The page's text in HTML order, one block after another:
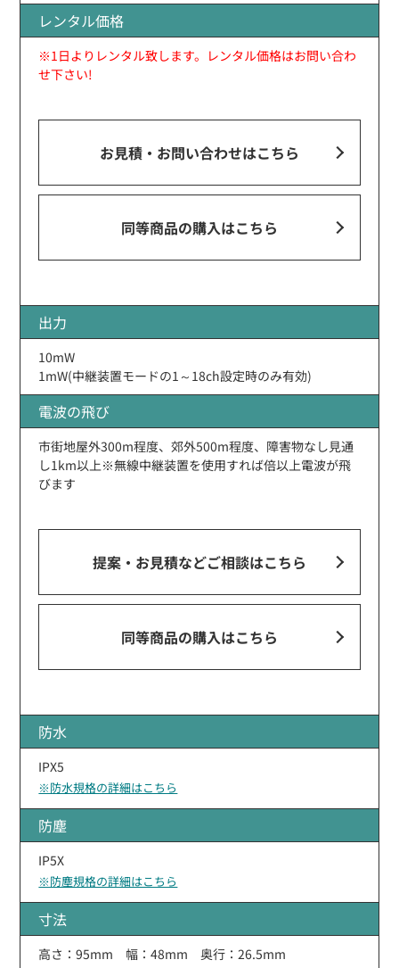
レンタル価格
※1日よりレンタル致します。レンタル価格はお問い合わ
せ下さい!
お見積・お問い合わせはこちら
同等商品の購入はこちら
出力
10mW
1mW(中継装置モードの1～18ch設定時のみ有効)
電波の飛び
市街地屋外300m程度、郊外500m程度、障害物なし見通
し1km以上※無線中継装置を使用すれば倍以上電波が飛
びます
提案・お見積などご相談はこちら
同等商品の購入はこちら
防水
IPX5
※防水規格の詳細はこちら
防塵
IP5X
※防塵規格の詳細はこちら
寸法
高さ：95mm 幅：48mm 奥行：26.5mm